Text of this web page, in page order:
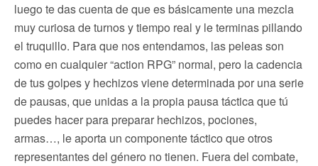
luego te das cuenta de que es básicamente una mezcla
muy curiosa de turnos y tiempo real y le terminas pillando
el truquillo. Para que nos entendamos, las peleas son
como en cualquier “action RPG” normal, pero la cadencia
de tus golpes y hechizos viene determinada por una serie
de pausas, que unidas a la propia pausa táctica que tú
puedes hacer para preparar hechizos, pociones,
armas…, le aporta un componente táctico que otros
representantes del género no tienen. Fuera del combate,